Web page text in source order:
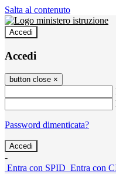
Salta al contenuto
Accedi
Accedi
button close ×
Password dimenticata?
-
Entra con SPID Entra con